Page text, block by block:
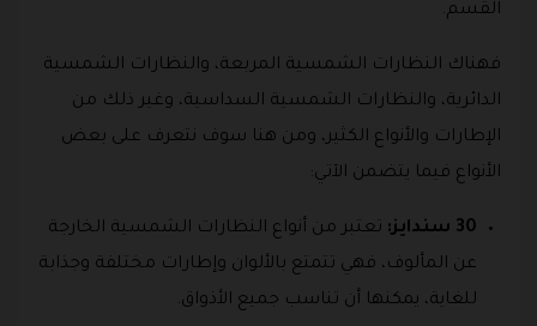
القسم.
فهناك النظارات الشمسية المربعة، والنظارات الشمسية
الدائرية، والنظارات الشمسية السداسية، وغير ذلك من
الإطارات والأنواع الكثير، ومن هنا سوف نتعرف على بعض
الأنواع فيما يتضمن الآتي:
30 سندايز:
تعتبر من أنواع النظارات الشمسية الخارجة
عن المألوف، فهي تتمتع بالألوان وإطارات مختلفة وجذابة
للغاية، يمكنها أن تناسب جميع الأذواق.